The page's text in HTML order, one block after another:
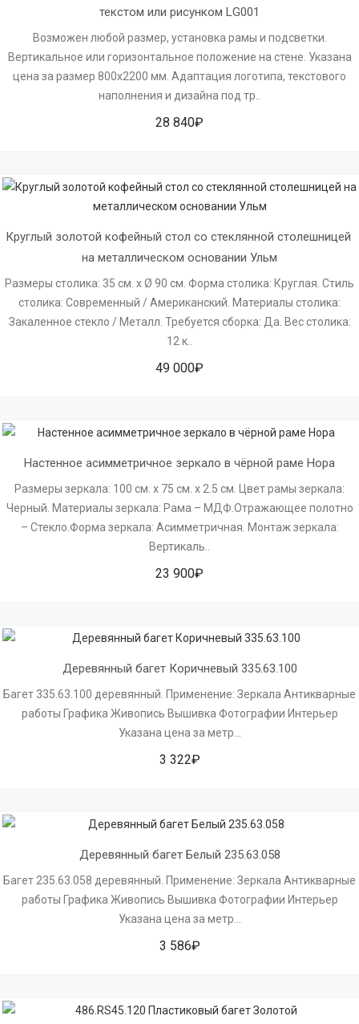
текстом или рисунком LG001
Возможен любой размер, установка рамы и подcветки.
Вертикальное или горизонтальное положение на стене. Указана
цена за размер 800х2200 мм. Адаптация логотипа, текстового
наполнения и дизайна под тр..
28 840₽
Круглый золотой кофейный стол со стеклянной столешницей
на металлическом основании Ульм
Размеры столика: 35 см. х Ø 90 см. Форма столика: Круглая. Стиль
столика: Современный / Американский. Материалы столика:
Закаленное стекло / Металл. Требуется сборка: Да. Вес столика:
12 к..
49 000₽
Настенное асимметричное зеркало в чёрной раме Нора
Размеры зеркала: 100 см. х 75 см. х 2.5 см. Цвет рамы зеркала:
Черный. Материалы зеркала: Рама – МДФ.Отражающее полотно
– Стекло.Форма зеркала: Асимметричная. Монтаж зеркала:
Вертикаль..
23 900₽
Деревянный багет Коричневый 335.63.100
Багет 335.63.100 деревянный. Применение: Зеркала Антикварные
работы Графика Живопись Вышивка Фотографии Интерьер
Указана цена за метр...
3 322₽
Деревянный багет Белый 235.63.058
Багет 235.63.058 деревянный. Применение: Зеркала Антикварные
работы Графика Живопись Вышивка Фотографии Интерьер
Указана цена за метр...
3 586₽